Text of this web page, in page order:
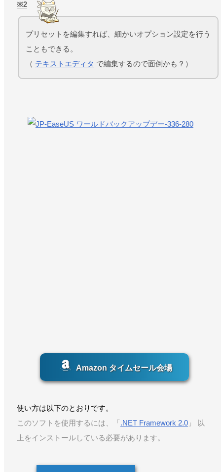
2
プリセットを編集すれば、細かいオプション設定を行う
こともできる。
（ テキストエディタ で編集するので面倒かも？）
Amazon タイムセール会場
使い方は以下のとおりです。
このソフトを使用するには、「.NET Framework 2.0 」 以
上をインストールしている必要があります。